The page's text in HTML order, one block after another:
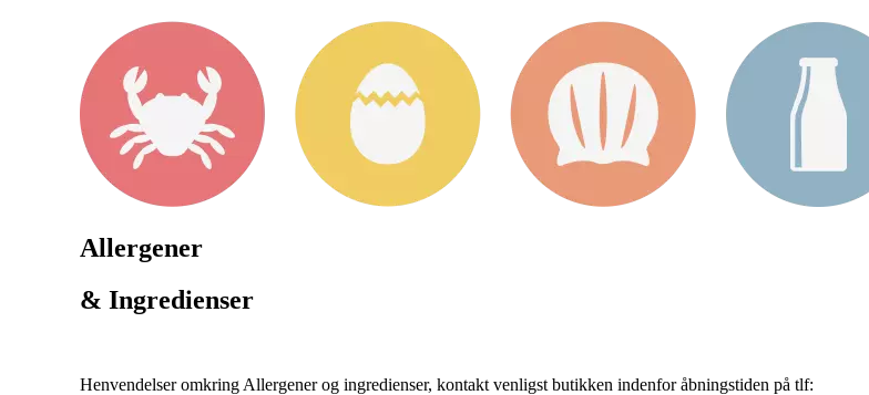
Allergener
& Ingredienser
Henvendelser omkring Allergener og ingredienser, kontakt venligst butikken indenfor åbningstiden på tlf: